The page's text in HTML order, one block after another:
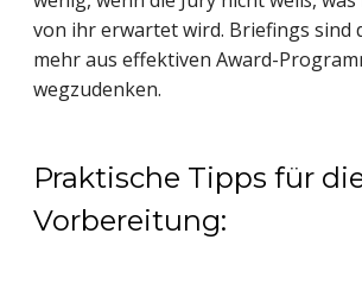
von ihr erwartet wird. Briefings sind
mehr aus effektiven Award-
wegzudenken.
Praktische Tipps für
Vorbereitung: